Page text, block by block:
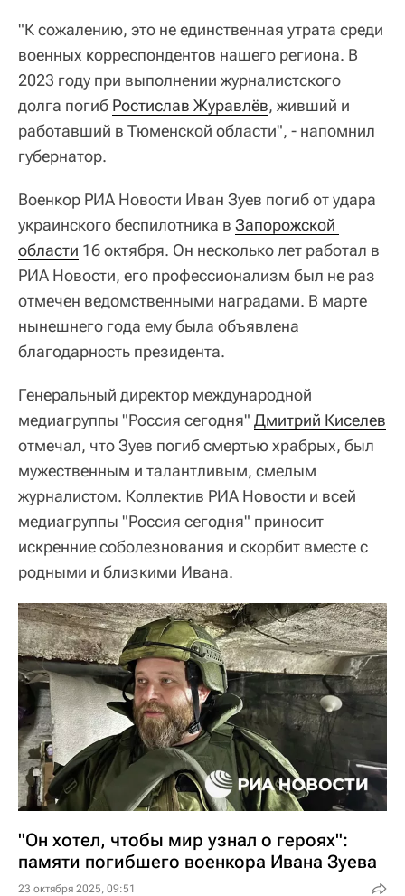
"К сожалению, это не единственная утрата среди
военных корреспондентов нашего региона. В
2023 году при выполнении журналистского
долга погиб Ростислав Журавлёв, живший и
работавший в Тюменской области", - напомнил
губернатор.
Военкор РИА Новости Иван Зуев погиб от удара
украинского беспилотника в Запорожской
области 16 октября. Он несколько лет работал в
РИА Новости, его профессионализм был не раз
отмечен ведомственными наградами. В марте
нынешнего года ему была объявлена
благодарность президента.
Генеральный директор международной
медиагруппы "Россия сегодня" Дмитрий Киселев
отмечал, что Зуев погиб смертью храбрых, был
мужественным и талантливым, смелым
журналистом. Коллектив РИА Новости и всей
медиагруппы "Россия сегодня" приносит
искренние соболезнования и скорбит вместе с
родными и близкими Ивана.
"Он хотел, чтобы мир узнал о героях":
памяти погибшего военкора Ивана Зуева
23 октября 2025, 09:51